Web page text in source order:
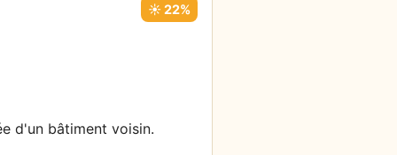
☀️ 22%
d'un bâtiment voisin.